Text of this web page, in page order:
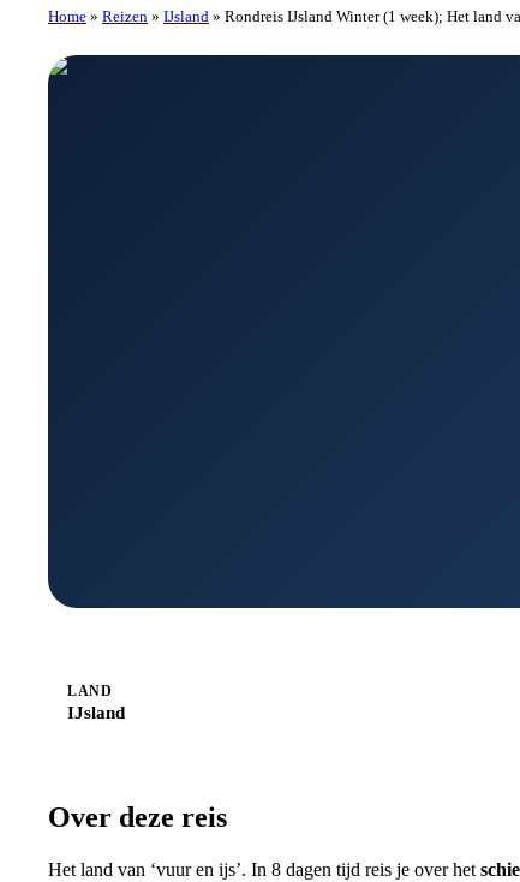
Home » Reizen » IJsland » Rondreis IJsland Winter (1 week); Het land
LAND
IJsland
Over deze reis
Het land van ‘vuur en ijs’. In 8 dagen tijd reis je over het